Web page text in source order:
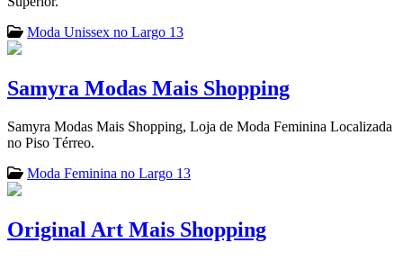
Moda Unissex no Largo 13
Samyra Modas Mais Shopping
Samyra Modas Mais Shopping, Loja de Moda Feminina Localizada
no Piso Térreo.
Moda Feminina no Largo 13
Original Art Mais Shopping